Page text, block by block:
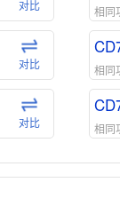
对比
对比
对比
对比
相同
相同
相同